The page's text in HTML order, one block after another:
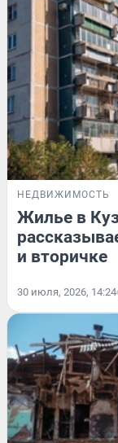
НЕДВИЖИМОСТЬ
Жилье в
и вторичке
30 июля, 2026, 14:24